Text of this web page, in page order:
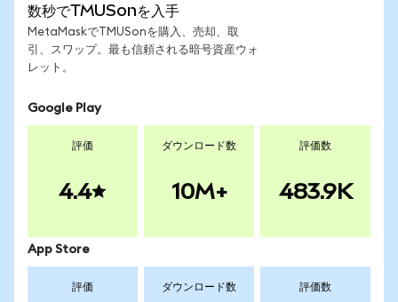
数秒でTMUSonを入手
MetaMaskでTMUSonを購入、売却、取
引、スワップ。最も信頼される暗号資産ウォ
レット。
Google Play
評価
4.4
ダウンロード数
10M+
評価数
483.9K
App Store
評価 ダウンロード数 評価数